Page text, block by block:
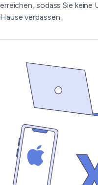
erreichen, sodass Sie keine
Hause verpassen.